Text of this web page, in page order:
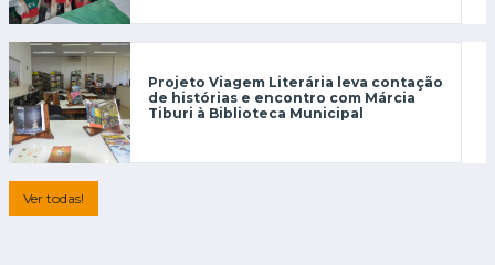
Projeto Viagem Literária leva contação
de histórias e encontro com Márcia
Tiburi à Biblioteca Municipal
Ver todas!